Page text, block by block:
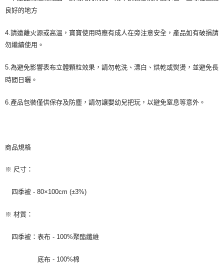
良好的地方
4.請遠離火源或高溫，寶寶使用時應有成人在旁注意安全，產品如有破損請
勿繼續使用。
5.為避免影響表布立體顆粒效果，請勿乾洗、漂白、烘乾或熨燙，並避免長
時間日曬。
6.產品包裝僅供保存及防塵，請勿讓嬰幼兒把玩，以避免窒息等意外。
商品規格
※ 尺寸：
四季被 - 80×100cm (±3%)
※ 材質：
四季被：表布 - 100%聚酯纖維
底布 - 100%棉